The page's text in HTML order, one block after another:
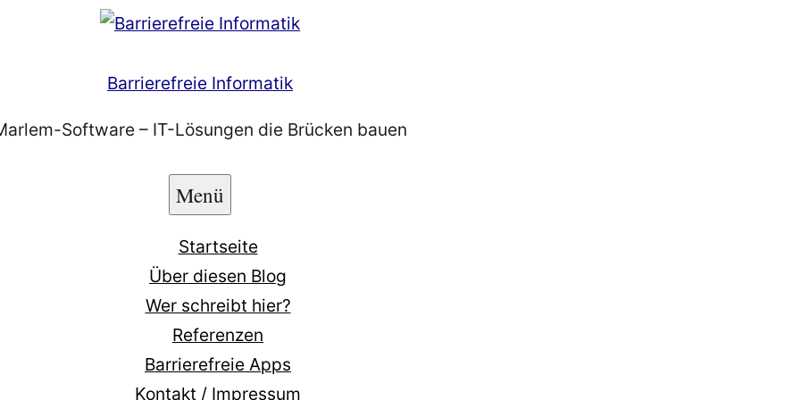
Barrierefreie Informatik
Software – IT-Lösungen die Brücken bauen
Menü
Startseite
Über diesen Blog
Wer schreibt hier?
Referenzen
Barrierefreie Apps
Kontakt / Impressum